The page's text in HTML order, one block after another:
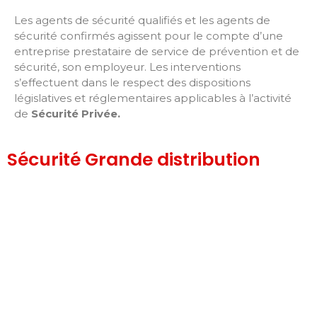
Les agents de sécurité qualifiés et les agents de
sécurité confirmés agissent pour le compte d’une
entreprise prestataire de service de prévention et de
sécurité, son employeur. Les interventions
s’effectuent dans le respect des dispositions
législatives et réglementaires applicables à l’activité
de Sécurité Privée.
Sécurité Grande distribution